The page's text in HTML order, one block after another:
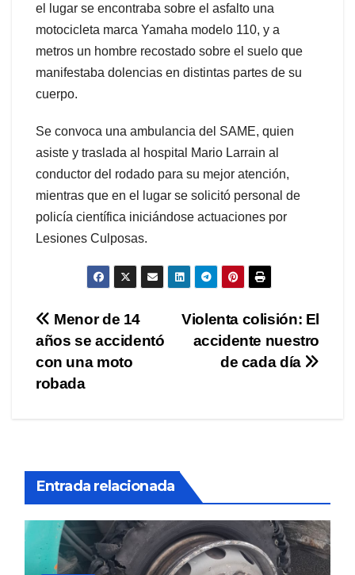
el lugar se encontraba sobre el asfalto una
motocicleta marca Yamaha modelo 110, y a
metros un hombre recostado sobre el suelo que
manifestaba dolencias en distintas partes de su
cuerpo.
Se convoca una ambulancia del SAME, quien
asiste y traslada al hospital Mario Larrain al
conductor del rodado para su mejor atención,
mientras que en el lugar se solicitó personal de
policía científica iniciándose actuaciones por
Lesiones Culposas.
Navegación
de
entradas
Violenta colisión: El
accidente nuestro
de cada día
Menor de 14
años se accidentó
con una moto
robada
Entrada relacionada